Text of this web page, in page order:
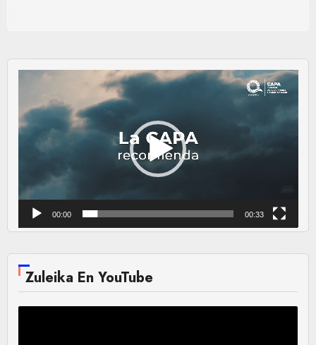
Reproductor
vídeo
00:00 00:33
Zuleika En YouTube